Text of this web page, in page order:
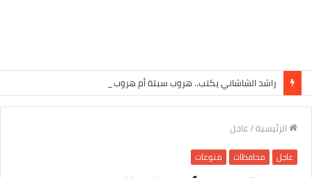
راشد الشاشاني يكتب.. هروب سبتة أم هروب غيرها ؟
الرئيسية/عاجل
عاجل محافظات منوعات